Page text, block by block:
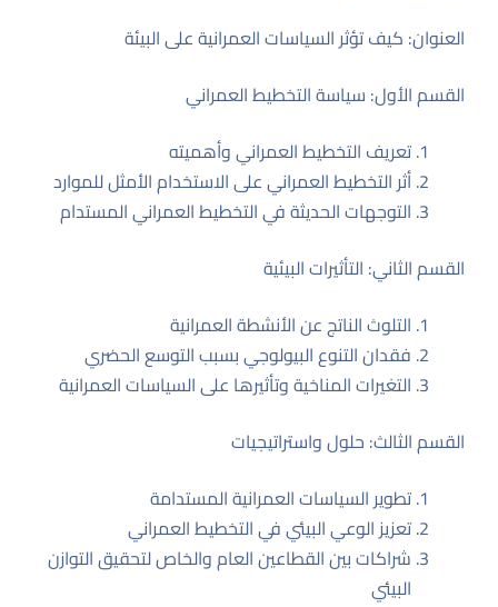
العنوان: كيف تؤثر السياسات العمرانية على البيئة
القسم الأول: سياسة التخطيط العمراني
تعريف التخطيط العمراني وأهميته
أثر التخطيط العمراني على الاستخدام الأمثل للموارد
التوجهات الحديثة في التخطيط العمراني المستدام
القسم الثاني: التأثيرات البيئية
التلوث الناتج عن الأنشطة العمرانية
فقدان التنوع البيولوجي بسبب التوسع الحضري
التغيرات المناخية وتأثيرها على السياسات العمرانية
القسم الثالث: حلول واستراتيجيات
تطوير السياسات العمرانية المستدامة
تعزيز الوعي البيئي في التخطيط العمراني
شراكات بين القطاعين العام والخاص لتحقيق التوازن
البيئي